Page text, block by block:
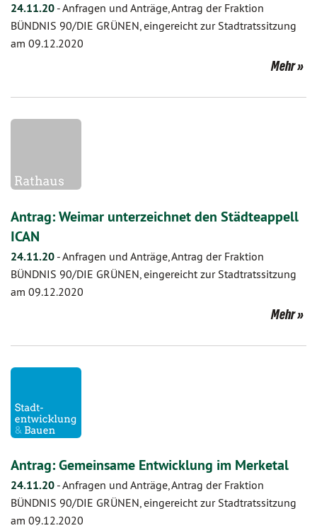
24.11.20 -Anfragen und Anträge, Antrag der Fraktion
BÜNDNIS 90/DIE GRÜNEN, eingereicht zur Stadtratssitzung
am 09.12.2020
Mehr
Antrag: Weimar unterzeichnet den Städteappell
ICAN
24.11.20 -Anfragen und Anträge, Antrag der Fraktion
BÜNDNIS 90/DIE GRÜNEN, eingereicht zur Stadtratssitzung
am 09.12.2020
Mehr
Antrag: Gemeinsame Entwicklung im Merketal
24.11.20 -Anfragen und Anträge, Antrag der Fraktion
BÜNDNIS 90/DIE GRÜNEN, eingereicht zur Stadtratssitzung
am 09.12.2020